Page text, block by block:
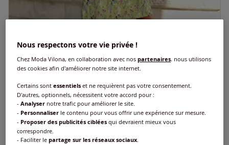
Robe en jersey joli motif floral
€
Nous respectons votre vie privée !
Chez Moda Vilona, en collaboration avec nospartenaires, nous utilisons
des cookies afin d'améliorer notre site internet.
Certains sontessentiels et ne requièrent pas votre consentement.
D'autres, optionnels, nécessitent votre accord pour :
-Analyser notre trafic pour améliorer le site.
- Personnaliser le contenu pour vous offrir une expérience sur mesure.
- Proposer des publicités ciblées qui devraient mieux vous
correspondre.
- Faciliter lepartage sur les réseaux sociaux.